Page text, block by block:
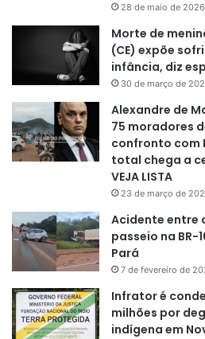
28 de maio de 2026
Morte de
(CE) expõe
infância, diz
30 de março de
Alexandre de
75 moradores
confronto com
total chega a
VEJA LISTA
23 de março de
Acidente entre
passeio na BR-
Pará
7 de fevereiro de
Infrator é
milhões por
indígena em